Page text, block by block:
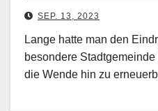
SEP. 13, 2023
Lange hatte man den
besondere
die Wende hin zu